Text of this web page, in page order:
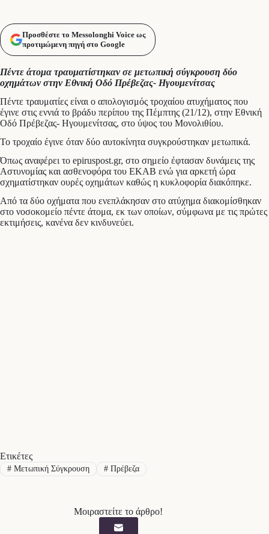
Προσθέστε το Messolonghi Voice ως
προτιμώμενη πηγή στο Google
Πέντε άτομα τραυματίστηκαν σε μετωπική σύγκρουση δύο
οχημάτων στην Εθνική Οδό Πρέβεζας- Ηγουμενίτσας
Πέντε τραυματίες είναι ο απολογισμός τροχαίου ατυχήματος που
έγινε στις εννιά το βράδυ περίπου της Πέμπτης (21/12), στην Εθνική
Οδό Πρέβεζας- Ηγουμενίτσας, στο ύψος του Μονολιθίου.
Το τροχαίο έγινε όταν δύο αυτοκίνητα συγκρούστηκαν μετωπικά.
Όπως αναφέρει το epiruspost.gr, στο σημείο έφτασαν δυνάμεις της
Αστυνομίας και ασθενοφόρα του ΕΚΑΒ ενώ για αρκετή ώρα
σχηματίστηκαν ουρές οχημάτων καθώς η κυκλοφορία διακόπηκε.
Από τα δύο οχήματα που ενεπλάκησαν στο ατύχημα διακομίσθηκαν
στο νοσοκομείο πέντε άτομα, εκ των οποίων, σύμφωνα με τις πρώτες
εκτιμήσεις, κανένα δεν κινδυνεύει.
Ετικέτες
#Μετωπική Σύγκρουση #Πρέβεζα
Μοιραστείτε το άρθρο!